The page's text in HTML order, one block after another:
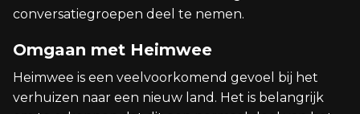
conversatiegroepen deel te nemen.
Omgaan met Heimwee
Heimwee is een veelvoorkomend gevoel bij het
verhuizen naar een nieuw land. Het is belangrijk